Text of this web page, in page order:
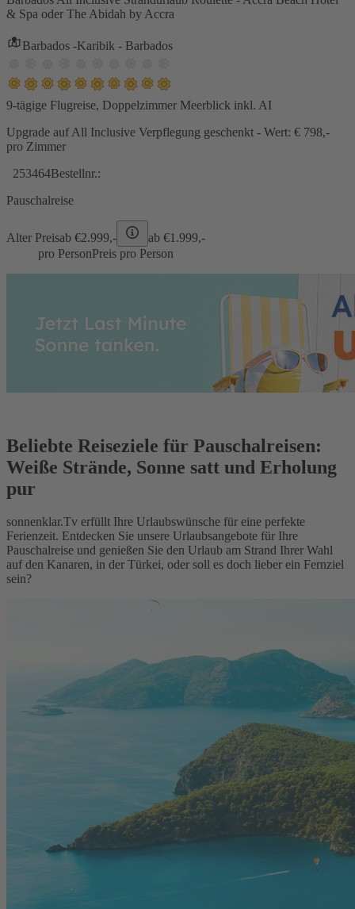
& Spa oder The Abidah by Accra
Barbados -Karibik - Barbados
9-tägige Flugreise, Doppelzimmer Meerblick inkl. AI
Upgrade auf All Inclusive Verpflegung geschenkt - Wert: € 798,-
pro Zimmer
253464Bestellnr.:
Pauschalreise
Alter Preisab €2.999,- ab €1.999,-
pro PersonPreis pro Person
Beliebte Reiseziele für Pauschalreisen:
Weiße Strände, Sonne satt und Erholung
pur
sonnenklar.Tv erfüllt Ihre Urlaubswünsche für eine perfekte
Ferienzeit. Entdecken Sie unsere Urlaubsangebote für Ihre
Pauschalreise und genießen Sie den Urlaub am Strand Ihrer Wahl
auf den Kanaren, in der Türkei, oder soll es doch lieber ein Fernziel
sein?